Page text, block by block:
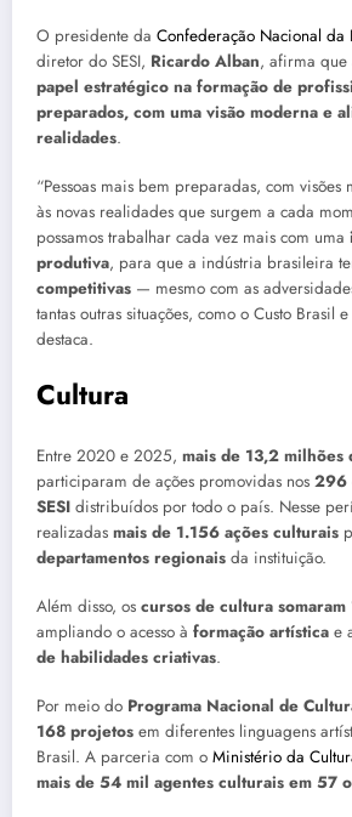
O presidente da Confederação Nacional da
diretor do SESI, Ricardo Alban, afirma que
papel estratégico na formação de
preparados, com uma visão moderna e
realidades.
“Pessoas mais bem preparadas, com visões
às novas realidades que surgem a cada
possamos trabalhar cada vez mais com uma
produtiva, para que a indústria brasileira
competitivas — mesmo com as
tantas outras situações, como o Custo Brasil
destaca.
Cultura
Entre 2020 e 2025, mais de 13,2 milhões
participaram de ações promovidas nos 296
SESI distribuídos por todo o país. Nesse
realizadas mais de 1.156 ações culturais
departamentos regionais da instituição.
Além disso, os cursos de cultura
ampliando o acesso à formação artística e
de habilidades criativas.
Por meio do Programa Nacional de
168 projetos em diferentes linguagens
Brasil. A parceria com o Ministério da
mais de 54 mil agentes culturais em 57